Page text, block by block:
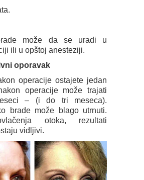
može da se uradi u
ili u opštoj anesteziji.
oporavak
operacije ostajete jedan
operacije može trajati
– (i do tri meseca).
brade može blago utrnuti.
otoka, rezultati
vidljivi.